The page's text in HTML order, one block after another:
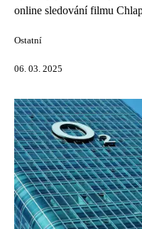
online sledování filmu
Ostatní
06. 03. 2025